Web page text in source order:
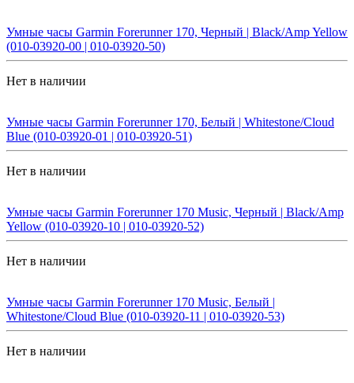
Умные часы Garmin Forerunner 170, Черный | Black/Amp Yellow
(010-03920-00 | 010-03920-50)
Нет в наличии
Умные часы Garmin Forerunner 170, Белый | Whitestone/Cloud
Blue (010-03920-01 | 010-03920-51)
Нет в наличии
Умные часы Garmin Forerunner 170 Music, Черный | Black/Amp
Yellow (010-03920-10 | 010-03920-52)
Нет в наличии
Умные часы Garmin Forerunner 170 Music, Белый |
Whitestone/Cloud Blue (010-03920-11 | 010-03920-53)
Нет в наличии